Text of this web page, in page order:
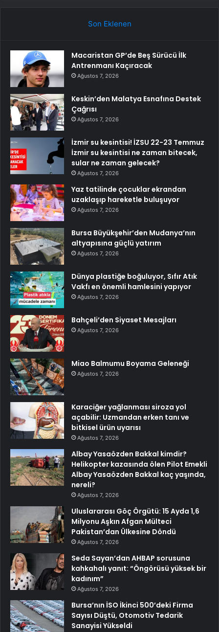
Son Eklenen
Macaristan GP’de Beş Sürücü İlk
Antrenmanı Kaçıracak
Ağustos 7, 2026
Keskin’den Malatya Esnafına Destek
Çağrısı
Ağustos 7, 2026
İzmir su kesintisi! İZSU 22-23 Temmuz
İzmir su kesintisi ne zaman bitecek,
sular ne zaman gelecek?
Ağustos 7, 2026
Yaz tatilinde çocuklar ekrandan
uzaklaşıp hareketle buluşuyor
Ağustos 7, 2026
Bursa Büyükşehir’den Mudanya’nın
altyapısına güçlü yatırım
Ağustos 7, 2026
Dünya plastiğe boğuluyor, Sıfır Atık
Vakfı en önemli hamlesini yapıyor
Ağustos 7, 2026
Bahçeli’den Siyaset Mesajları
Ağustos 7, 2026
Miao Balmumu Boyama Geleneği
Ağustos 7, 2026
Karaciğer yağlanması siroza yol
açabilir: Uzmandan erken tanı ve
bitkisel ürün uyarısı
Ağustos 7, 2026
Albay Yasaözden Bakkal kimdir?
Helikopter kazasında ölen Pilot Emekli
Albay Yasaözden Bakkal kaç yaşında,
nereli?
Ağustos 7, 2026
Uluslararası Göç Örgütü: 15 Ayda 1,6
Milyonu Aşkın Afgan Mülteci
Pakistan’dan Ülkesine Döndü
Ağustos 7, 2026
Seda Sayan’dan AHBAP sorusuna
kahkahalı yanıt: “Öngörüsü yüksek bir
kadınım”
Ağustos 7, 2026
Bursa’nın İSO İkinci 500’deki Firma
Sayısı Düştü, Otomotiv Tedarik
Sanayisi Yükseldi